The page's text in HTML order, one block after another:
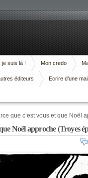
je suis là ! Mon credo
éditeurs Ecrire d’une
que c’est vous et que Noël
Noël approche (Troyes